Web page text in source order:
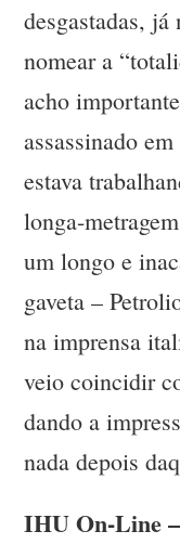
desgastadas,
nomear a
acho
assassinado
estava
longa-
um longo e
gaveta –
na imprensa
veio coincidir
dando a
nada depois
IHU On-Line